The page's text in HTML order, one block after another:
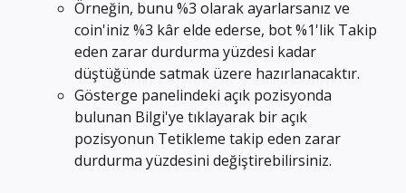
Örneğin, bunu %3 olarak ayarlarsanız ve
coin'iniz %3 kâr elde ederse, bot %1'lik Takip
eden zarar durdurma yüzdesi kadar
düştüğünde satmak üzere hazırlanacaktır.
Gösterge panelindeki açık pozisyonda
bulunan Bilgi'ye tıklayarak bir açık
pozisyonun Tetikleme takip eden zarar
durdurma yüzdesini değiştirebilirsiniz.